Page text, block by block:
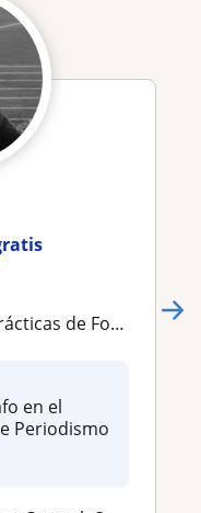
Realización de Video
Periodismo